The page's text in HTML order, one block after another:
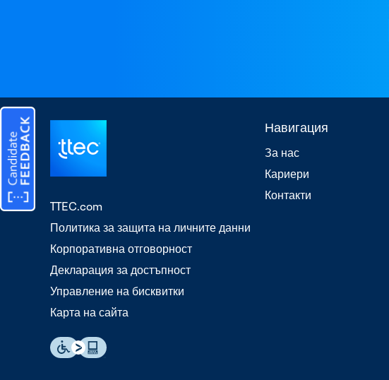
TTEC.com
Политика за защита на личните данни
Корпоративна отговорност
Декларация за достъпност
Управление на бисквитки
Карта на сайта
Навигация
За нас
Кариери
Контакти